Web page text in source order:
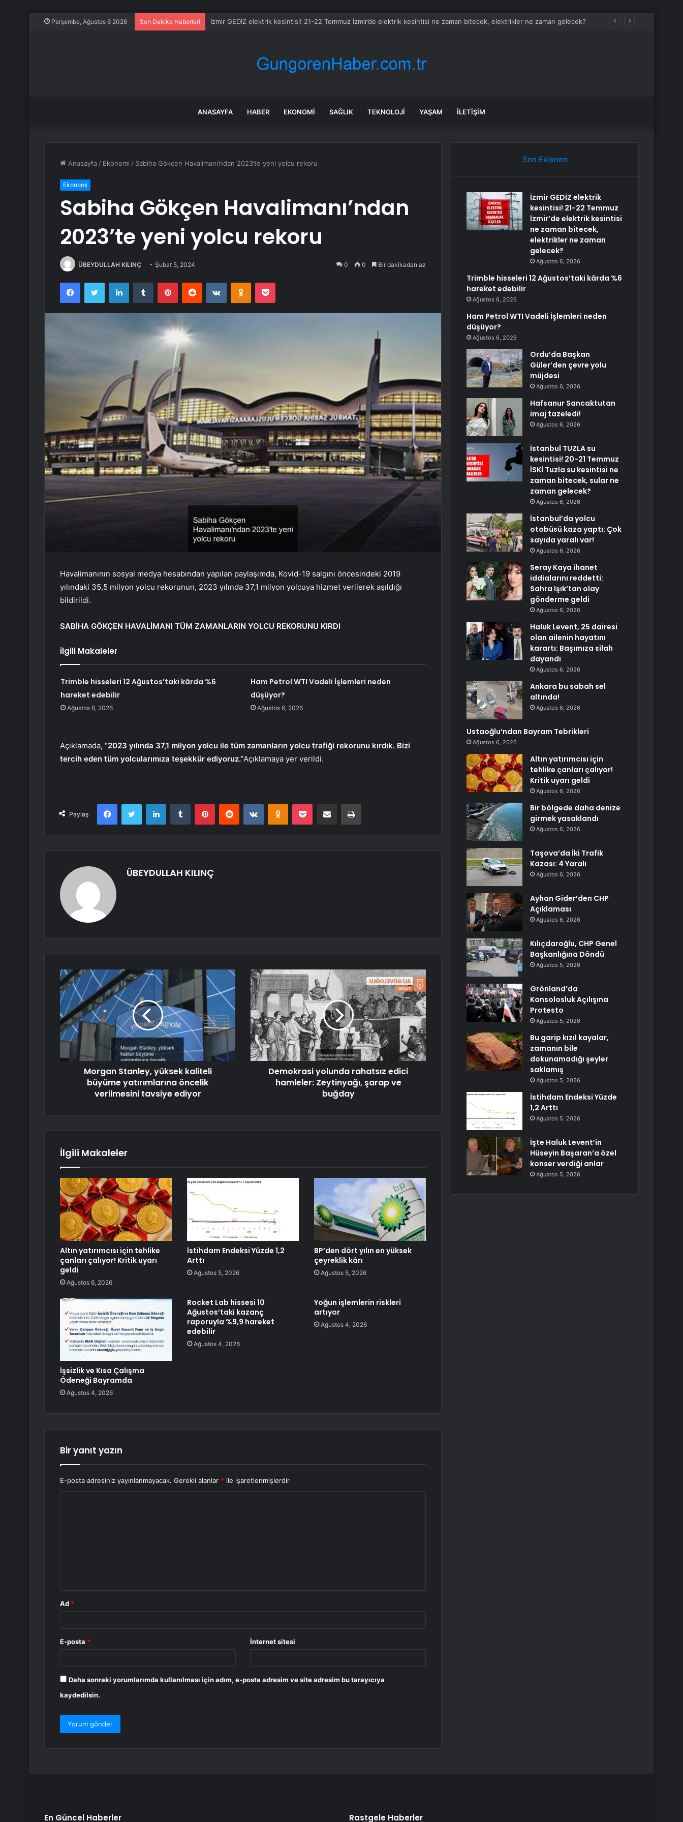
Perşembe, Ağustos 6 2026 Son Dakika Haberleri İzmir GEDİZ elektrik kesintisi! 21-22 Temmuz İzmir’de elektrik kesintisi ne zaman bitecek, elektrikler ne zaman gelecek?
ANASAYFA HABER EKONOMI SAĞLIK TEKNOLOJI YAŞAM İLETIŞIM
Anasayfa / Ekonomi / Sabiha Gökçen Havalimanı’ndan 2023’te yeni yolcu rekoru
Ekonomi
Sabiha Gökçen Havalimanı’ndan
2023’te yeni yolcu rekoru
ÜBEYDULLAH KILINÇ Şubat 5, 2024 0 0 Bir dakikadan az
FacebookTwitter LinkedInTumblr PinterestReddit VKontakteOdnoklassniki
Pocket
Havalimanının sosyal medya hesabından yapılan paylaşımda, Kovid-19 salgını öncesindeki 2019
yılındaki 35,5 milyon yolcu rekorunun, 2023 yılında 37,1 milyon yolcuya hizmet verilerek aşıldığı
bildirildi.
SABİHA GÖKÇEN HAVALİMANI TÜM ZAMANLARIN YOLCU REKORUNU KIRDI
İlgili Makaleler
Trimble hisseleri 12 Ağustos’taki kârda %6
hareket edebilir
Ağustos 6, 2026
Ham Petrol WTI Vadeli İşlemleri neden
düşüyor?
Ağustos 6, 2026
Açıklamada, “2023 yılında 37,1 milyon yolcu ile tüm zamanların yolcu trafiği rekorunu kırdık. Bizi
tercih eden tüm yolcularımıza teşekkür ediyoruz.”Açıklamaya yer verildi.
Paylaş
FacebookTwitter LinkedInTumblr PinterestReddit VKontakteOdnoklassniki
Pocket E-Posta ile paylaş Yazdır
ÜBEYDULLAH KILINÇ
Morgan Stanley, yüksek kaliteli
büyüme yatırımlarına öncelik
verilmesini tavsiye ediyor
Demokrasi yolunda rahatsız edici
hamleler: Zeytinyağı, şarap ve
buğday
İlgili Makaleler
Altın yatırımcısı için tehlike
çanları çalıyor! Kritik uyarı
geldi
Ağustos 6, 2026
İstihdam Endeksi Yüzde 1,2
Arttı
Ağustos 5, 2026
BP’den dört yılın en yüksek
çeyreklik kârı
Ağustos 5, 2026
İşsizlik ve Kısa Çalışma
Ödeneği Bayramda
Ağustos 4, 2026
Rocket Lab hissesi 10
Ağustos’taki kazanç
raporuyla %9,9 hareket
edebilir
Ağustos 4, 2026
Yoğun işlemlerin riskleri
artıyor
Ağustos 4, 2026
Bir yanıt yazın
E-posta adresiniz yayınlanmayacak. Gerekli alanlar * ile işaretlenmişlerdir
Ad *
E-posta * İnternet sitesi
Daha sonraki yorumlarımda kullanılması için adım, e-posta adresim ve site adresim bu tarayıcıya
kaydedilsin.
Son Eklenen
İzmir GEDİZ elektrik
kesintisi! 21-22 Temmuz
İzmir’de elektrik kesintisi
ne zaman bitecek,
elektrikler ne zaman
gelecek?
Ağustos 6, 2026
Trimble hisseleri 12 Ağustos’taki kârda %6
hareket edebilir
Ağustos 6, 2026
Ham Petrol WTI Vadeli İşlemleri neden
düşüyor?
Ağustos 6, 2026
Ordu’da Başkan
Güler’den çevre yolu
müjdesi
Ağustos 6, 2026
Hafsanur Sancaktutan
imaj tazeledi!
Ağustos 6, 2026
İstanbul TUZLA su
kesintisi! 20-21 Temmuz
İSKİ Tuzla su kesintisi ne
zaman bitecek, sular ne
zaman gelecek?
Ağustos 6, 2026
İstanbul’da yolcu
otobüsü kaza yaptı: Çok
sayıda yaralı var!
Ağustos 6, 2026
Seray Kaya ihanet
iddialarını reddetti:
Sahra Işık’tan olay
gönderme geldi
Ağustos 6, 2026
Haluk Levent, 25 dairesi
olan ailenin hayatını
karartı: Başımıza silah
dayandı
Ağustos 6, 2026
Ankara bu sabah sel
altında!
Ağustos 6, 2026
Ustaoğlu’ndan Bayram Tebrikleri
Ağustos 6, 2026
Altın yatırımcısı için
tehlike çanları çalıyor!
Kritik uyarı geldi
Ağustos 6, 2026
Bir bölgede daha denize
girmek yasaklandı
Ağustos 6, 2026
Taşova’da İki Trafik
Kazası: 4 Yaralı
Ağustos 6, 2026
Ayhan Gider’den CHP
Açıklaması
Ağustos 6, 2026
Kılıçdaroğlu, CHP Genel
Başkanlığına Döndü
Ağustos 5, 2026
Grönland’da
Konsolosluk Açılışına
Protesto
Ağustos 5, 2026
Bu garip kızıl kayalar,
zamanın bile
dokunamadığı şeyler
saklamış
Ağustos 5, 2026
İstihdam Endeksi Yüzde
1,2 Arttı
Ağustos 5, 2026
İşte Haluk Levent’in
Hüseyin Başaran’a özel
konser verdiği anlar
Ağustos 5, 2026
En Güncel Haberler Rastgele Haberler